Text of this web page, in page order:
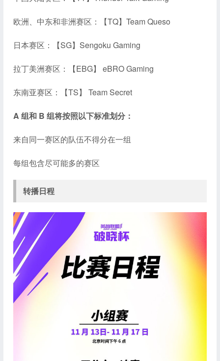
欧洲、中东和非洲赛区：【TQ】Team Queso
日本赛区：【SG】Sengoku Gaming
拉丁美洲赛区：【EBG】 eBRO Gaming
东南亚赛区：【TS】 Team Secret
A 组和 B 组将按照以下标准划分：
来自同一赛区的队伍不得分在一组
每组包含尽可能多的赛区
转播日程